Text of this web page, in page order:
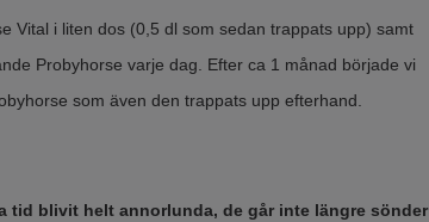
Vital i liten dos (0,5 dl som sedan trappats upp) samt
Probyhorse varje dag. Efter ca 1 månad började vi
som även den trappats upp efterhand.
tid blivit helt annorlunda, de går inte längre sönder